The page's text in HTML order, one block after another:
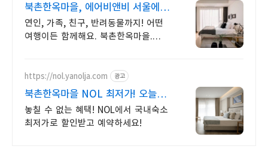
북촌한옥마을, 에어비앤비 서울에서
살아보기
연인, 가족, 친구, 반려동물까지! 어떤
여행이든 함께해요. 북촌한옥마을.
https://nol.yanolja.com 광고
북촌한옥마을 NOL 최저가! 오늘의
숙박 핫딜!
놓칠 수 없는 혜택! NOL에서 국내숙소
최저가로 할인받고 예약하세요!